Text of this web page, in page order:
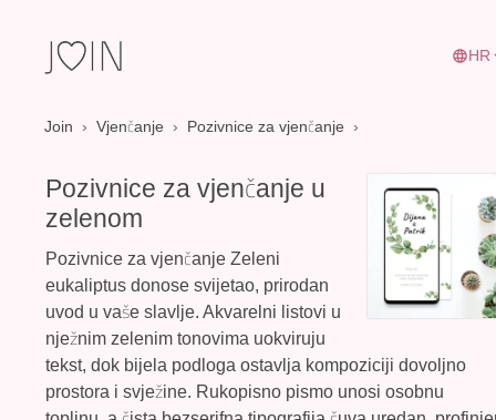
HR
Join › Vjenčanje › Pozivnice za vjenčanje
Pozivnice za vjenčanje u
zelenom
Pozivnice za vjenčanje Zeleni
eukaliptus donose svijetao, prirodan
uvod u vaše slavlje. Akvarelni listovi u
nježnim zelenim tonovima uokviruju
tekst, dok bijela podloga ostavlja kompoziciji dovoljno
prostora i svježine. Rukopisno pismo unosi osobnu